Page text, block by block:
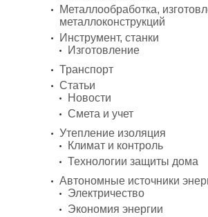
Металлообработка,
металлоконструкций
Инструмент, станки
Изготовление
Транспорт
Статьи
Новости
Смета и учет
Утепление изоляция
Климат и контроль
Технологии защиты дома
Автономные источники
Электричество
Экономия энергии